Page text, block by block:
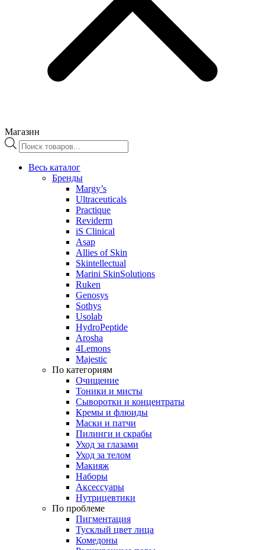
Магазин
Поиск
товаров
Весь каталог
Бренды
Margy’s
Ultraceuticals
Practique
Reviderm
iS Clinical
Asap
Allies of Skin
Skintellectual
Marini SkinSolutions
Ruken
Genosys
Sothys
Usolab
HydroPeptide
Arosha
4Lemons
Majestic
По категориям
Очищение
Тоники и мисты
Сыворотки и концентраты
Кремы и флюиды
Маски и патчи
Пилинги и скрабы
Уход за глазами
Уход за телом
Макияж
Наборы
Аксессуары
Нутрицевтики
По проблеме
Пигментация
Тусклый цвет лица
Комедоны